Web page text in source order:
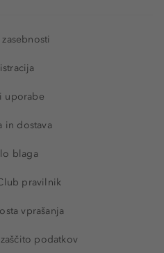
uporabe
in dostava
blaga
pravilnik
vprašanja
podatkov